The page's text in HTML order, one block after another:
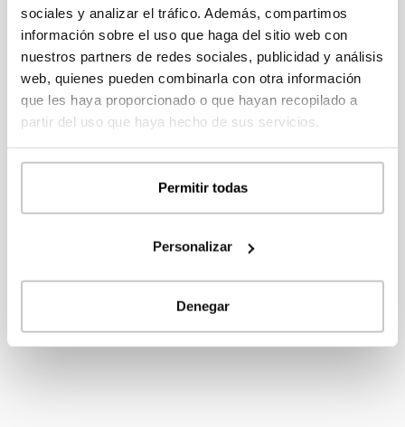
sociales y analizar el tráfico. Además, compartimos
información sobre el uso que haga del sitio web con
nuestros partners de redes sociales, publicidad y análisis
web, quienes pueden combinarla con otra información
que les haya proporcionado o que hayan recopilado a
partir del uso que haya hecho de sus servicios.
Permitir todas
Personalizar
Denegar
Contacta con nosotros
Tanto si eres particular como profesional, no dudes
en contactar con nosotros para ampliar información,
pedir presupuesto personalizado o realizar cualquier
FORMULARIO DE CONTACTO